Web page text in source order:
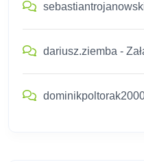
dariusz.ziemba -